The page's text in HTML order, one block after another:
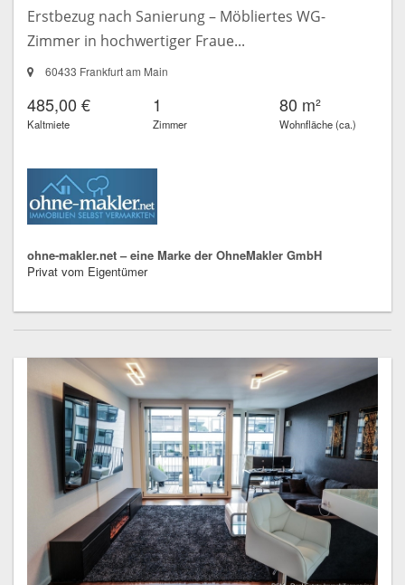
Erstbezug nach Sanierung – Möbliertes WG-
Zimmer in hochwertiger Fraue...
60433 Frankfurt am Main
485,00 €
Kaltmiete
1
Zimmer
80 m²
Wohnfläche (ca.)
ohne-makler.net – eine Marke der OhneMakler GmbH
Privat vom Eigentümer